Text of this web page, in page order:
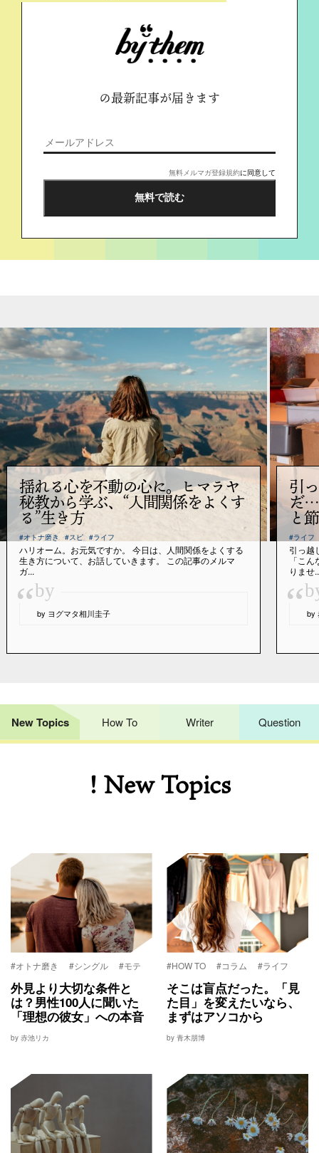
の最新記事が届きます
無料メルマガ登録規約に同意して
揺れる心を不動の心に。ヒマラヤ
秘教から学ぶ、“人間関係をよくす
る”生き方
#オトナ磨き #スピ #ライフ
ハリオーム。お元気ですか。 今日は、人間関係をよくする
生き方について、お話していきます。 この記事のメルマ
ガ...
“by
by ヨグマタ相川圭子
引
だ…
と
#ライフ
引っ越
「こ
りませ
“ by
New Topics How To Writer Question
! New Topics
#オトナ磨き #シングル #モテ
外見より大切な条件と
は？男性100人に聞いた
「理想の彼女」への本音
by 赤池リカ
#HOW TO #コラム #ライフ
そこは盲点だった。「見
た目」を変えたいなら、
まずはアソコから
by 青木朋博